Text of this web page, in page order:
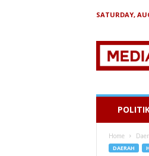
SATURDAY,
e
Home
DAERAH